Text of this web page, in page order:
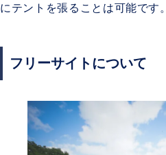
にテントを張ることは可能です。
フリーサイトについて